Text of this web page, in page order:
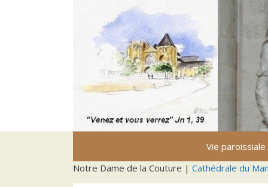
Vie paroissiale
Notre Dame de la Couture | Cathédrale du